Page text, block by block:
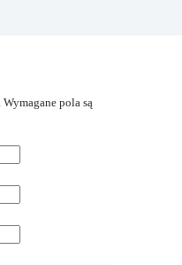
Wymagane pola są